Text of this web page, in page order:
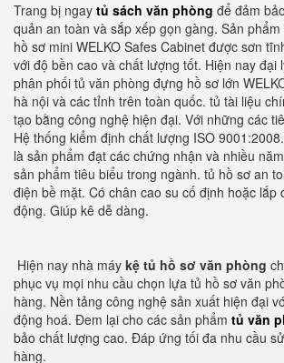
Trang bị ngay tủ sách văn phòng để đảm
quản an toàn và sắp xếp gọn gàng. Sản
hồ sơ mini WELKO Safes Cabinet được sơn
với độ bền cao và chất lượng tốt. Hiện nay đại
phân phối tủ văn phòng đựng hồ sơ lớn
hà nội và các tỉnh trên toàn quốc. tủ tài liệu
tạo bằng công nghệ hiện đại. Với những các
Hệ thống kiểm định chất lượng ISO
là sản phẩm đạt các chứng nhận và nhiều
sản phẩm tiêu biểu trong ngành. tủ hồ sơ an
điện bề mặt. Có chân cao su cố định hoặc lắp
động. Giúp kê dễ dàng.
Hiện nay nhà máy kệ tủ hồ sơ văn phòng
phục vụ mọi nhu cầu chọn lựa tủ hồ sơ văn
hàng. Nền tảng công nghệ sản xuất hiện đại
động hoá. Đem lại cho các sản phẩm tủ văn
bảo chất lượng cao. Đáp ứng tối đa nhu cầu
hàng.